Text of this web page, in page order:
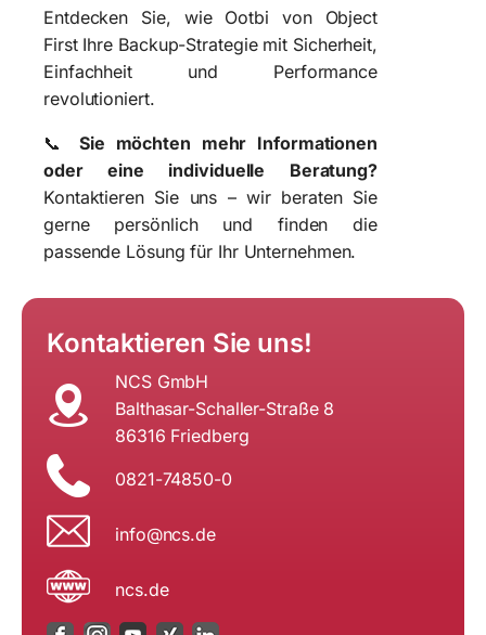
Entdecken Sie, wie Ootbi von Object
First Ihre Backup-Strategie mit Sicherheit,
Einfachheit und Performance
revolutioniert.
📞 Sie möchten mehr Informationen
oder eine individuelle Beratung?
Kontaktieren Sie uns – wir beraten Sie
gerne persönlich und finden die
passende Lösung für Ihr Unternehmen.
Kontaktieren Sie uns!
NCS GmbH
Balthasar-Schaller-Straße 8
86316 Friedberg
0821-74850-0
ed.sc
n@ofn
i
ncs.de